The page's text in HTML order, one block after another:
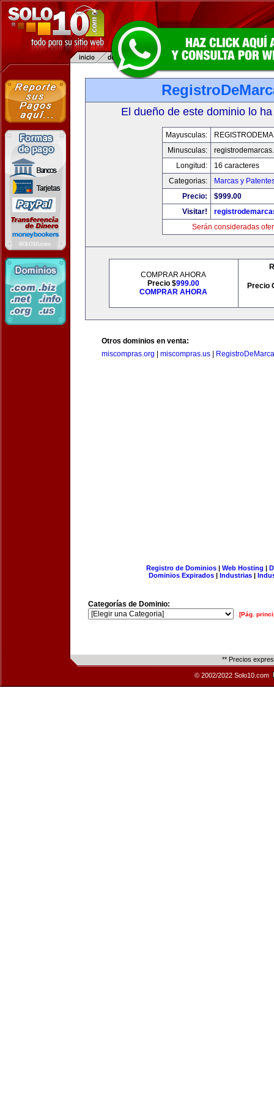
El dueño de este dominio lo
Mayusculas:
Minusculas:
Longitud:
16 caracteres
Categorias:
Marcas y
Precio:
$999.00
Visitar!
Serán consideradas
COMPRAR AHORA
Precio $999.00
COMPRAR AHORA
Precio
Otros dominios en venta:
miscompras.org
miscompras.us
Registro de Dominios| Web Hosting |
Dominios Expirados | Industrias |
Categorías de Dominio:
[Pág.
** Precios
© 2002/2022 Solo10.com